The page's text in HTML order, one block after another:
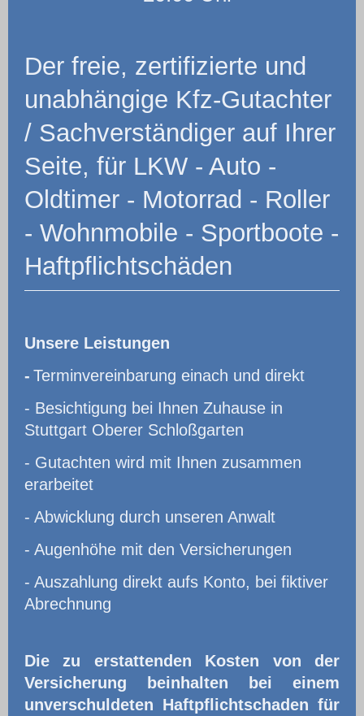
Der freie, zertifizierte und
unabhängige Kfz-Gutachter
/ Sachverständiger auf Ihrer
Seite, für LKW - Auto -
Oldtimer - Motorrad - Roller
- Wohnmobile - Sportboote -
Haftpflichtschäden
Unsere Leistungen
- Terminvereinbarung einach und direkt
- Besichtigung bei Ihnen Zuhause in
Stuttgart Oberer Schloßgarten
- Gutachten wird mit Ihnen zusammen
erarbeitet
- Abwicklung durch unseren Anwalt
- Augenhöhe mit den Versicherungen
- Auszahlung direkt aufs Konto, bei fiktiver
Abrechnung
Die zu erstattenden Kosten von der
Versicherung beinhalten bei einem
unverschuldeten Haftpflichtschaden für